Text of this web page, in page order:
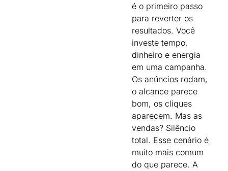
é o primeiro passo
para reverter os
resultados. Você
investe tempo,
dinheiro e energia
em uma campanha.
Os anúncios rodam,
o alcance parece
bom, os cliques
aparecem. Mas as
vendas? Silêncio
total. Esse cenário é
muito mais comum
do que parece. A